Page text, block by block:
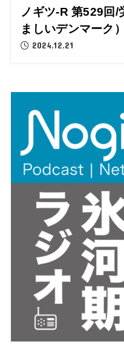
ノギツ-R 第529回/
ましいデンマーク）
2024.12.21